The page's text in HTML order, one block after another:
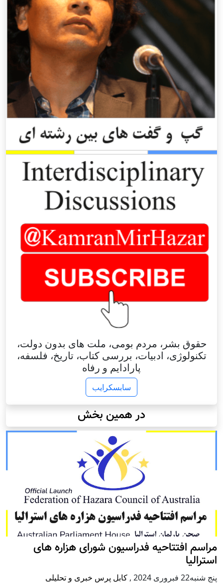
حقوق بشر، مردم بومی، ملت های بدون دولت،
تکنولوژی، ادبیات، بررسی کتاب، تاریخ، فلسفه،
پارادایم و رفاه
سابسکرایب
در همین بخش
مراسم افتتاحیه فدراسیون شورای هزاره های
استرالیا
پنج شنبه22 فبروری 2024 , کابل پرس خبری و تحلیلی